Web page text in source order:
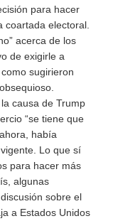
para hacer
electoral.
acerca de los
de exigirle a
sugirieron
causa de Trump
“se tiene que
había
Lo que sí
para hacer más
algunas
sobre el
a Estados Unidos